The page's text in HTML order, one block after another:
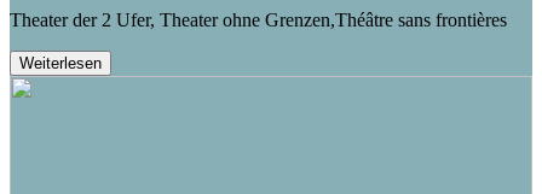
Theater der 2 Ufer, Theater ohne Grenzen,Théâtre sans frontières
Weiterlesen